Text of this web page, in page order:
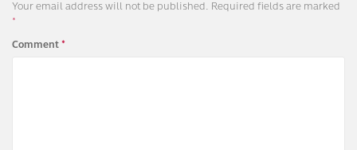
Your email address will not be published. Required fields are marked
*
Comment*